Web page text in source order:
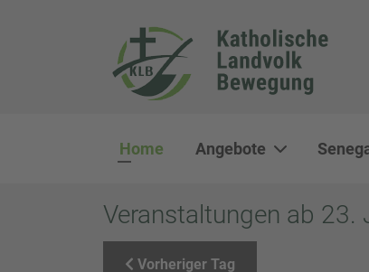
Home Angebote
Veranstaltungen ab 23.
Vorheriger Tag